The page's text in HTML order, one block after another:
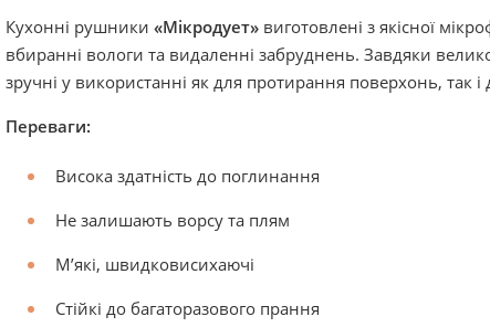
Кухонні рушники «Мікродует» виготовлені з якісної
вбиранні вологи та видаленні забруднень. Завдяки
зручні у використанні як для протирання поверхонь, так
Переваги:
Висока здатність до поглинання
Не залишають ворсу та плям
М’які, швидковисихаючі
Стійкі до багаторазового прання